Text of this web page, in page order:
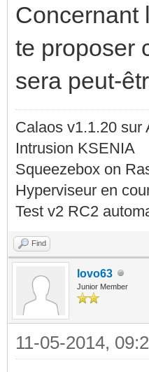
Concernant
te proposer
sera peut-
Calaos v1.1.20 sur
Intrusion KSENIA
Squeezebox on
Hyperviseur en
Test v2 RC2
Find
lovo63
Junior Member
11-05-2014,